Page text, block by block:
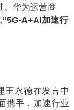
。华为运营商
“5G-A+AI加速行
王永德在发言中
携手，加速行业